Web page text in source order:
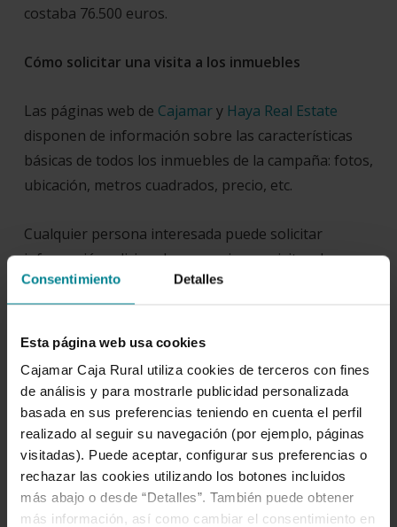
Consentimiento Detalles
Esta página web usa cookies
Cajamar Caja Rural utiliza cookies de terceros con fines
de análisis y para mostrarle publicidad personalizada
basada en sus preferencias teniendo en cuenta el perfil
realizado al seguir su navegación (por ejemplo, páginas
visitadas). Puede aceptar, configurar sus preferencias o
rechazar las cookies utilizando los botones incluidos
más abajo o desde “Detalles”. También puede obtener
más información, así como cambiar el consentimiento en
costaba 76.500 euros.
Cómo solicitar una visita a los inmuebles
Las páginas web de Cajamary Haya Real Estate
disponen de información sobre las características
básicas de todos los inmuebles de la campaña: fotos,
ubicación, metros cuadrados, precio, etc.
Cualquier persona interesada puede solicitar
información adicional o requerir una visita a los
inmuebles en cualquier sucursal del Grupo
Cooperativo Cajamar; desde la propia web, o en las
oficinas de Haya Real Estate.
Artículo escrito por:Prensa
Grupo Cajamar